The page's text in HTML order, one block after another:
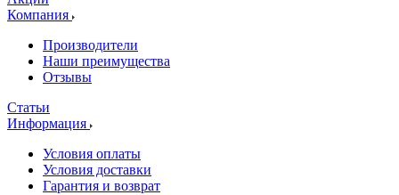
Компания
Производители
Наши преимущества
Отзывы
Статьи
Информация
Условия оплаты
Условия доставки
Гарантия и возврат